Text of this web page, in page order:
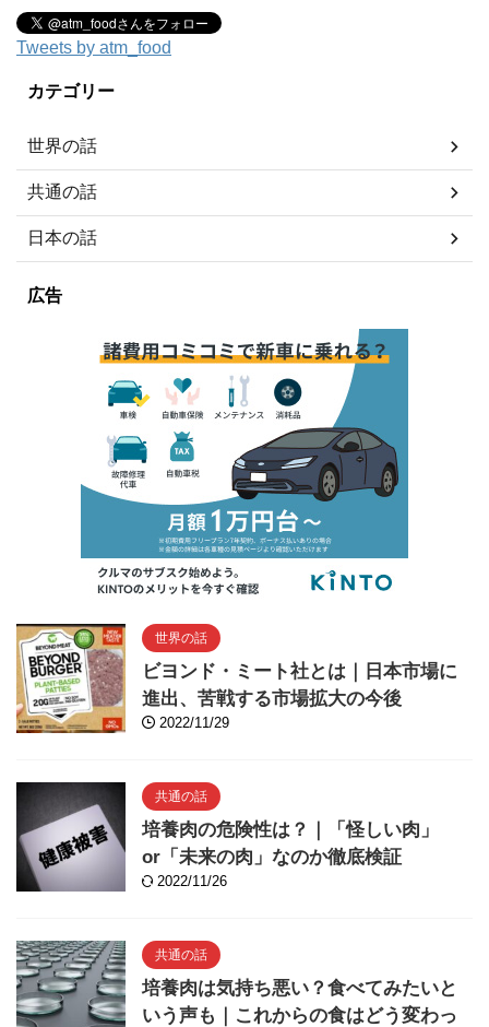
Tweets by atm_food
カテゴリー
世界の話
共通の話
日本の話
広告
世界の話
ビヨンド・ミート社とは｜日本市場に
進出、苦戦する市場拡大の今後
2022/11/29
共通の話
培養肉の危険性は？｜「怪しい肉」
or「未来の肉」なのか徹底検証
2022/11/26
共通の話
培養肉は気持ち悪い？食べてみたいと
いう声も｜これからの食はどう変わっ